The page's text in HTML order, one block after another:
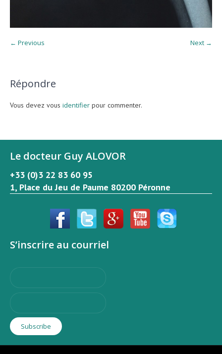
← Previous Next →
Répondre
Vous devez vous identifier pour commenter.
Le docteur Guy ALOVOR
+33 (0)3 22 83 60 95
1, Place du Jeu de Paume 80200 Péronne
S’inscrire au courriel